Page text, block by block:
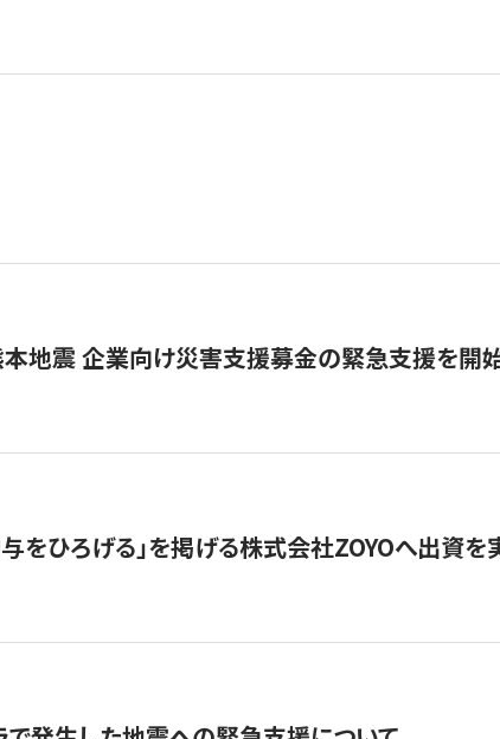
本地震 企業向け災害支援募金の緊急支援を開
与をひろげる」を掲げる株式会社ZOYOへ出資を